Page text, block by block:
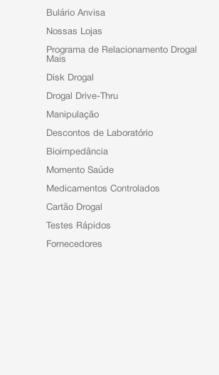
Bulário Anvisa
Nossas Lojas
Programa de Relacionamento Drogal
Mais
Disk Drogal
Drogal Drive-Thru
Manipulação
Descontos de Laboratório
Bioimpedância
Momento Saúde
Medicamentos Controlados
Cartão Drogal
Testes Rápidos
Fornecedores